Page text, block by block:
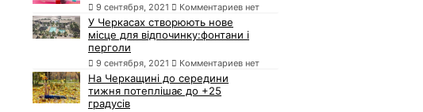
9 сентября, 2021 Комментариев нет
У Черкасах створюють нове
місце для відпочинку:фонтани і
перголи
9 сентября, 2021 Комментариев нет
На Черкащині до середини
тижня потеплішає до +25
градусів